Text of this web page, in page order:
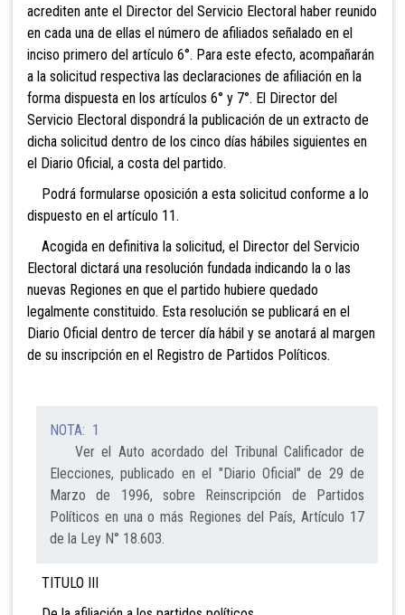
acrediten ante el Director del Servicio Electoral haber reunido
en cada una de ellas el número de afiliados señalado en el
inciso primero del artículo 6°. Para este efecto, acompañarán
a la solicitud respectiva las declaraciones de afiliación en la
forma dispuesta en los artículos 6° y 7°. El Director del
Servicio Electoral dispondrá la publicación de un extracto de
dicha solicitud dentro de los cinco días hábiles siguientes en
el Diario Oficial, a costa del partido.
Podrá formularse oposición a esta solicitud conforme a lo
dispuesto en el artículo 11.
Acogida en definitiva la solicitud, el Director del Servicio
Electoral dictará una resolución fundada indicando la o las
nuevas Regiones en que el partido hubiere quedado
legalmente constituido. Esta resolución se publicará en el
Diario Oficial dentro de tercer día hábil y se anotará al margen
de su inscripción en el Registro de Partidos Políticos.
NOTA: 1
Ver el Auto acordado del Tribunal Calificador de
Elecciones, publicado en el "Diario Oficial" de 29 de
Marzo de 1996, sobre Reinscripción de Partidos
Políticos en una o más Regiones del País, Artículo 17
de la Ley N° 18.603.
TITULO III